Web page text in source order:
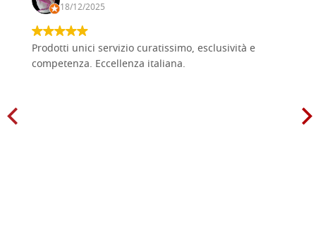
18/12/2025
Prodotti unici servizio curatissimo, esclusività e
competenza. Eccellenza italiana.